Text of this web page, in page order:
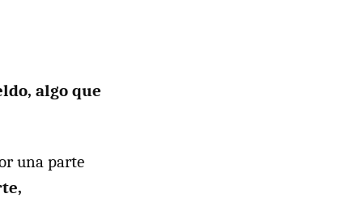
algo que
una parte